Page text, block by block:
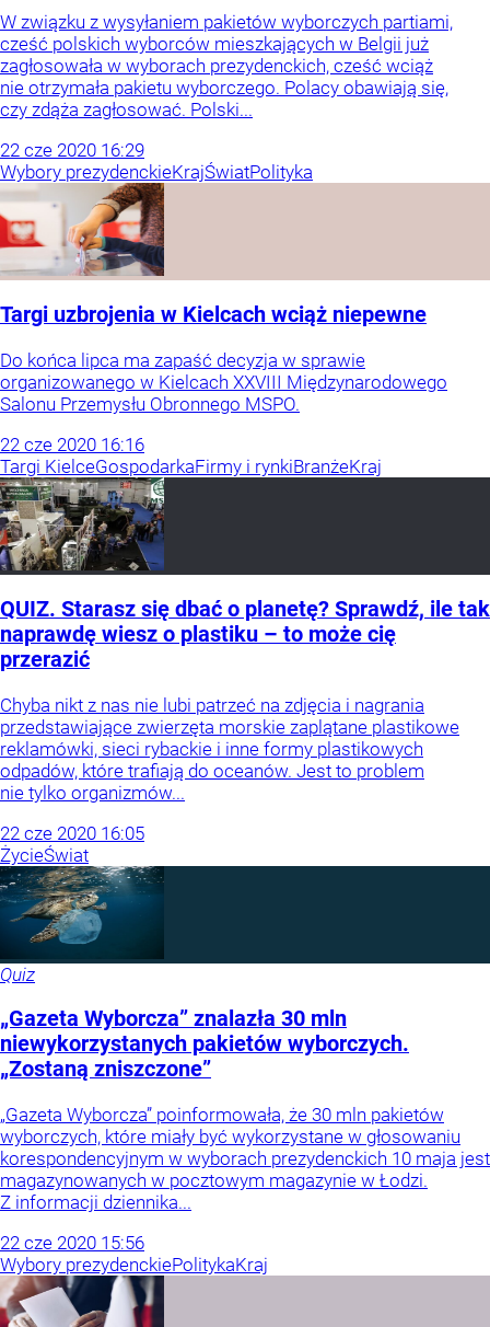
W związku z wysyłaniem pakietów wyborczych partiami,
cześć polskich wyborców mieszkających w Belgii już
zagłosowała w wyborach prezydenckich, cześć wciąż
nie otrzymała pakietu wyborczego. Polacy obawiają się,
czy zdąża zagłosować. Polski...
22 cze 2020 16:29
Wybory prezydenckieKrajŚwiatPolityka
Targi uzbrojenia w Kielcach wciąż niepewne
Do końca lipca ma zapaść decyzja w sprawie
organizowanego w Kielcach XXVIII Międzynarodowego
Salonu Przemysłu Obronnego MSPO.
22 cze 2020 16:16
Targi KielceGospodarkaFirmy i rynkiBranżeKraj
QUIZ. Starasz się dbać o planetę? Sprawdź, ile tak
naprawdę wiesz o plastiku – to może cię
przerazić
Chyba nikt z nas nie lubi patrzeć na zdjęcia i nagrania
przedstawiające zwierzęta morskie zaplątane plastikowe
reklamówki, sieci rybackie i inne formy plastikowych
odpadów, które trafiają do oceanów. Jest to problem
nie tylko organizmów...
22 cze 2020 16:05
ŻycieŚwiat
Quiz
„Gazeta Wyborcza” znalazła 30 mln
niewykorzystanych pakietów wyborczych.
„Zostaną zniszczone”
„Gazeta Wyborcza” poinformowała, że 30 mln pakietów
wyborczych, które miały być wykorzystane w głosowaniu
korespondencyjnym w wyborach prezydenckich 10 maja jest
magazynowanych w pocztowym magazynie w Łodzi.
Z informacji dziennika...
22 cze 2020 15:56
Wybory prezydenckiePolitykaKraj